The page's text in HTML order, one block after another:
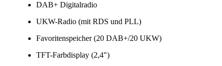
DAB+ Digitalradio
UKW-Radio (mit RDS und PLL)
Favoritenspeicher (20 DAB+/20 UKW)
TFT-Farbdisplay (2,4")